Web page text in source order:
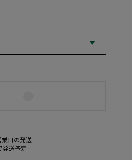
日の発送
発送予定